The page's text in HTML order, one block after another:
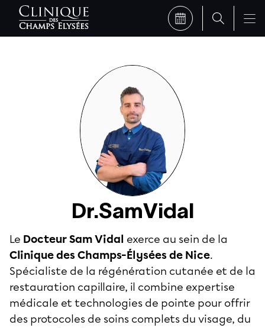
Dr.SamVidal
Le Docteur Sam Vidal exerce au sein de la
Clinique des Champs-Élysées de Nice.
Spécialiste de la régénération cutanée et de la
restauration capillaire, il combine expertise
médicale et technologies de pointe pour offrir
des protocoles de soins complets du visage, du